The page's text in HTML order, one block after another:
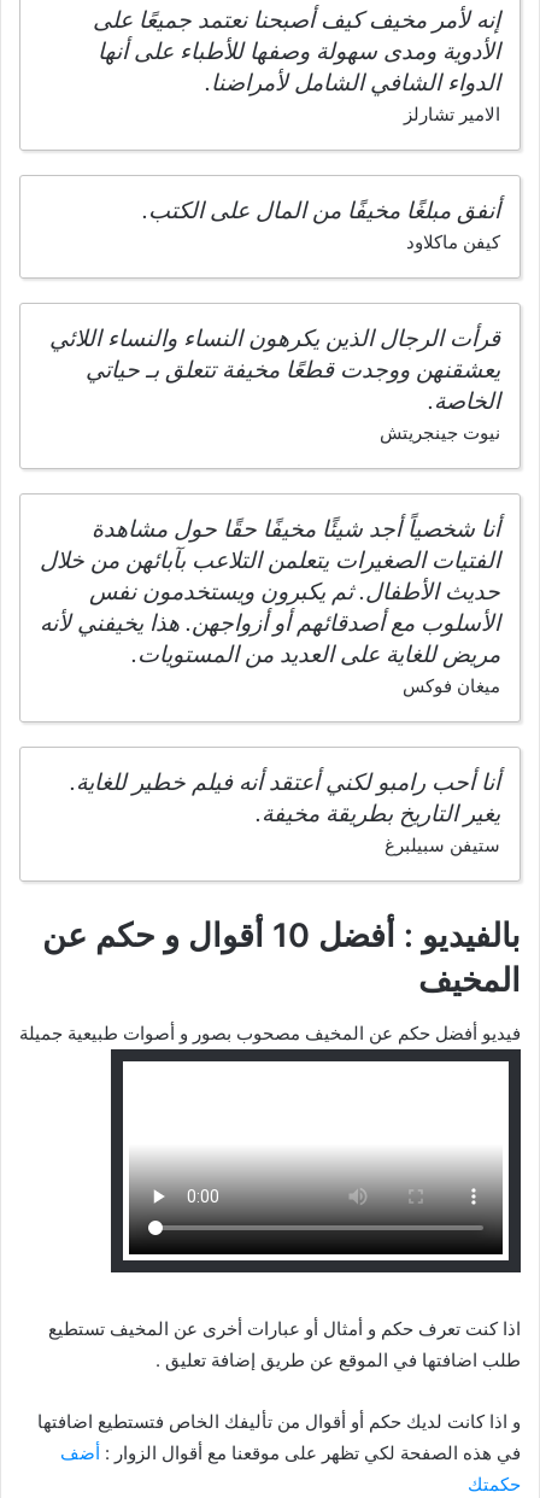
إنه لأمر مخيف كيف أصبحنا نعتمد جميعًا على
الأدوية ومدى سهولة وصفها للأطباء على أنها
الدواء الشافي الشامل لأمراضنا.
الامير تشارلز
أنفق مبلغًا مخيفًا من المال على الكتب.
كيفن ماكلاود
قرأت الرجال الذين يكرهون النساء والنساء اللائي
يعشقنهن ووجدت قطعًا مخيفة تتعلق بـ حياتي
الخاصة.
نيوت جينجريتش
أنا شخصياً أجد شيئًا مخيفًا حقًا حول مشاهدة
الفتيات الصغيرات يتعلمن التلاعب بآبائهن من خلال
حديث الأطفال. ثم يكبرون ويستخدمون نفس
الأسلوب مع أصدقائهم أو أزواجهن. هذا يخيفني لأنه
مريض للغاية على العديد من المستويات.
ميغان فوكس
أنا أحب رامبو لكني أعتقد أنه فيلم خطير للغاية.
يغير التاريخ بطريقة مخيفة.
ستيفن سبيلبرغ
بالفيديو : أفضل 10 أقوال و حكم عن
المخيف
فيديو أفضل حكم عن المخيف مصحوب بصور و أصوات طبيعية جميلة
اذا كنت تعرف حكم و أمثال أو عبارات أخرى عن المخيف تستطيع
طلب اضافتها في الموقع عن طريق إضافة تعليق .
و اذا كانت لديك حكم أو أقوال من تأليفك الخاص فتستطيع اضافتها
في هذه الصفحة لكي تظهر على موقعنا مع أقوال الزوار : أضف
حكمتك